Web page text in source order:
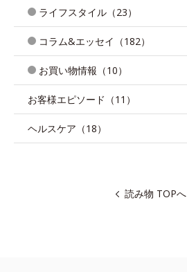
ライフスタイル（23）
コラム&エッセイ（182）
お買い物情報（10）
お客様エピソード（11）
ヘルスケア（18）
読み物 TOPへ